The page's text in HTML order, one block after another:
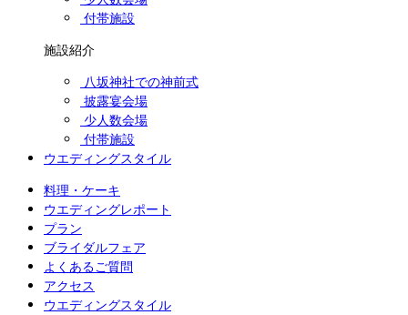
付帯施設
施設紹介
八坂神社での神前式
披露宴会場
少人数会場
付帯施設
ウエディングスタイル
料理・ケーキ
ウエディングレポート
プラン
ブライダルフェア
よくあるご質問
アクセス
ウエディングスタイル